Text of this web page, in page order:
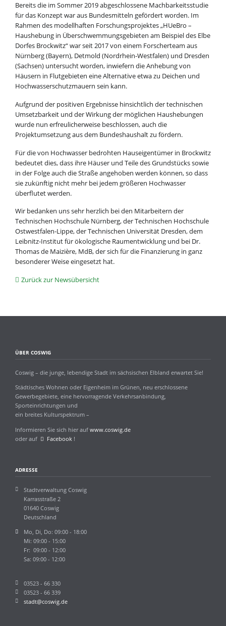
Bereits die im Sommer 2019 abgeschlossene Machbarkeitsstudie
für das Konzept war aus Bundesmitteln gefördert worden. Im
Rahmen des modellhaften Forschungsprojektes „HUeBro –
Haushebung in Überschwemmungsgebieten am Beispiel des Elbe
Dorfes Brockwitz“ war seit 2017 von einem Forscherteam aus
Nürnberg (Bayern), Detmold (Nordrhein-Westfalen) und Dresden
(Sachsen) untersucht worden, inwiefern die Anhebung von
Häusern in Flutgebieten eine Alternative etwa zu Deichen und
Hochwasserschutzmauern sein kann.
Aufgrund der positiven Ergebnisse hinsichtlich der technischen
Umsetzbarkeit und der Wirkung der möglichen Haushebungen
wurde nun erfreulicherweise beschlossen, auch die
Projektumsetzung aus dem Bundeshaushalt zu fördern.
Für die von Hochwasser bedrohten Hauseigentümer in Brockwitz
bedeutet dies, dass ihre Häuser und Teile des Grundstücks sowie
in der Folge auch die Straße angehoben werden können, so dass
sie zukünftig nicht mehr bei jedem größeren Hochwasser
überflutet werden.
Wir bedanken uns sehr herzlich bei den Mitarbeitern der
Technischen Hochschule Nürnberg, der Technischen Hochschule
Ostwestfalen-Lippe, der Technischen Universität Dresden, dem
Leibnitz-Institut für ökologische Raumentwicklung und bei Dr.
Thomas de Maizière, MdB, der sich für die Finanzierung in ganz
besonderer Weise eingesetzt hat.
Zurück zur Newsübersicht
ÜBER COSWIG
Coswig – die junge, lebendige Stadt im sächsischen Elbland erwartet Sie!
Städtisches Wohnen oder Eigenheim im Grünen, neu erschlossene
Gewerbegebiete, eine hervorragende Verkehrsanbindung,
Sporteinrichtungen und
ein breites Kulturspektrum –
Informieren Sie sich hier auf www.coswig.de
oder auf
Facebook !
ADRESSE
Stadtverwaltung Coswig
Karrasstraße 2
01640 Coswig
Deutschland
Mo, Di, Do: 09:00 - 18:00
Mi: 09:00 - 15:00
Fr: 09:00 - 12:00
Sa: 09:00 - 12:00
03523 - 66 330
03523 - 66 339
stadt@coswig.de